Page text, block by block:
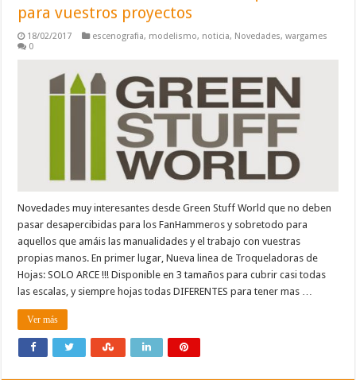
para vuestros proyectos
18/02/2017 escenografia, modelismo, noticia, Novedades,wargames
0
Novedades muy interesantes desde Green Stuff World que no deben
pasar desapercibidas para los FanHammeros y sobretodo para
aquellos que amáis las manualidades y el trabajo con vuestras
propias manos. En primer lugar, Nueva linea de Troqueladoras de
Hojas: SOLO ARCE !!! Disponible en 3 tamaños para cubrir casi todas
las escalas, y siempre hojas todas DIFERENTES para tener mas …
Ver más